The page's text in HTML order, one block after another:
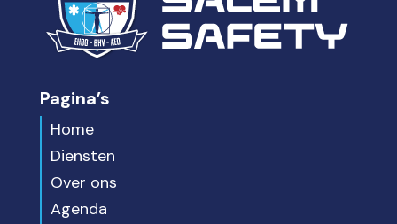
Pagina’s
Home
Diensten
Over ons
Agenda